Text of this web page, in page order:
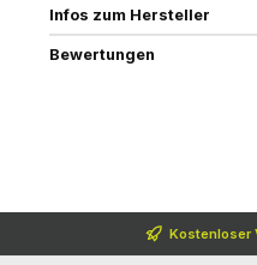
Infos zum Hersteller
Bewertungen
Kostenloser